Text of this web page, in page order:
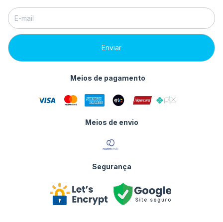
Meios de pagamento
Meios de envio
Segurança